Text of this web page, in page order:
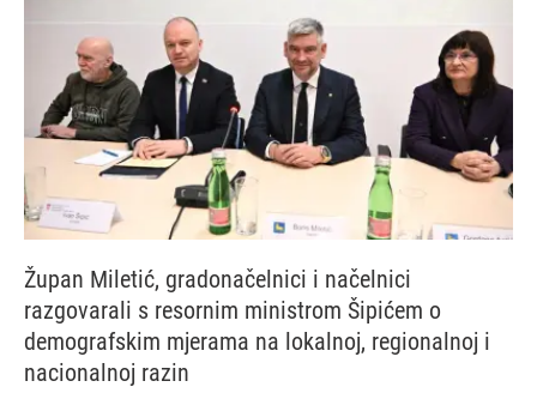
Župan Miletić, gradonačelnici i načelnici
razgovarali s resornim ministrom Šipićem o
demografskim mjerama na lokalnoj, regionalnoj i
nacionalnoj razin